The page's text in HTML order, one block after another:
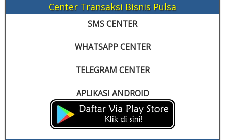
Center Transaksi Bisnis Pulsa
SMS CENTER
WHATSAPP CENTER
TELEGRAM CENTER
APLIKASI ANDROID